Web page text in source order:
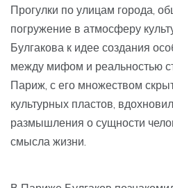
Прогулки по улицам города,
погружение в атмосферу
Булгакова к идее создания
между мифом и реальностью
Париж, с его множеством
культурных пластов,
размышления о сущности
смысла жизни.